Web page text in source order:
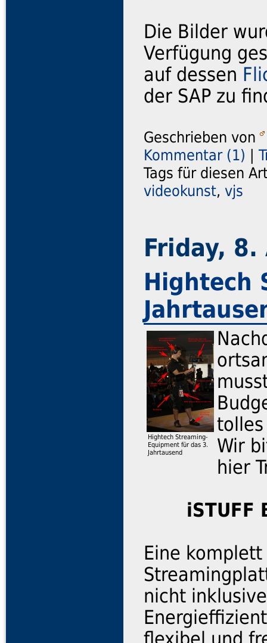
Die Bilder
Verfügung
auf dessen
der SAP zu
Geschrieben von
Kommentar (1) |
Tags für diesen
videokunst,vjs
Friday,
Hightech
Hightech Streaming-
Equipment für das 3.
Jahrtausend
Wir
hier
iSTUFF
Eine
nicht